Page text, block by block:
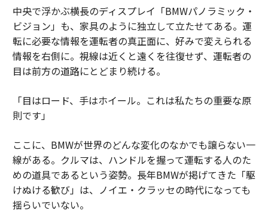
中央で浮かぶ横長のディスプレイ「BMWパノラミック・
ビジョン」も、家具のように独立して立たせてある。運
転に必要な情報を運転者の真正面に、好みで変えられる
情報を右側に。視線は近くと遠くを往復せず、運転者の
目は前方の道路にとどまり続ける。
「目はロード、手はホイール。これは私たちの重要な原
則です」
ここに、BMWが世界のどんな変化のなかでも譲らない一
線がある。クルマは、ハンドルを握って運転する人のた
めの道具であるという姿勢。長年BMWが掲げてきた「駆
けぬける歓び」は、ノイエ・クラッセの時代になっても
揺らいでいない。